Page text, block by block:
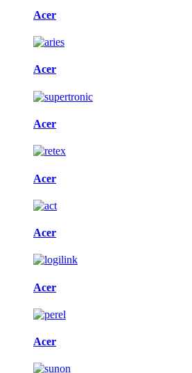
Acer
Acer
Acer
Acer
Acer
Acer
Acer